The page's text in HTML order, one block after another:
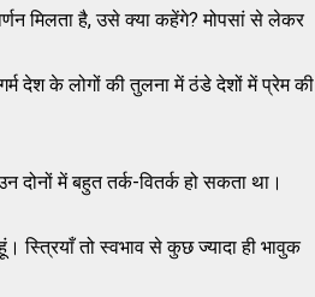
मिलता है, उसे क्या कहेंगे? मोपसां से लेकर
गर्म देश के लोगों की तुलना में ठंडे देशों में प्रेम की
में बहुत तर्क-वितर्क हो सकता था।
स्त्रियाँ तो स्वभाव से कुछ ज्यादा ही भावुक